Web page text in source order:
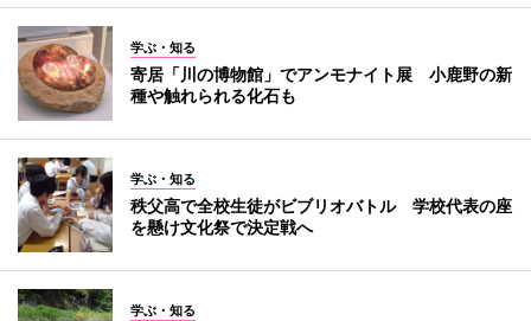
学ぶ・知る
寄居「川の博物館」でアンモナイト展 小鹿野の新
種や触れられる化石も
学ぶ・知る
秩父高で全校生徒がビブリオバトル 学校代表の座
を懸け文化祭で決定戦へ
学ぶ・知る